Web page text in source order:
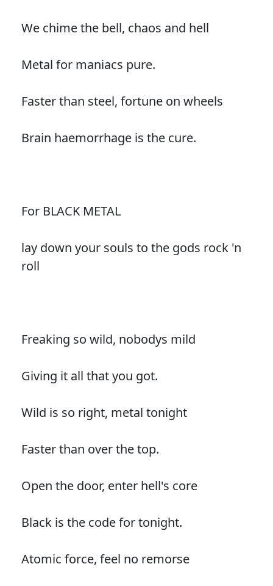
We chime the bell, chaos and hell
Metal for maniacs pure.
Faster than steel, fortune on wheels
Brain haemorrhage is the cure.
For BLACK METAL
lay down your souls to the gods rock 'n
roll
Freaking so wild, nobodys mild
Giving it all that you got.
Wild is so right, metal tonight
Faster than over the top.
Open the door, enter hell's core
Black is the code for tonight.
Atomic force, feel no remorse